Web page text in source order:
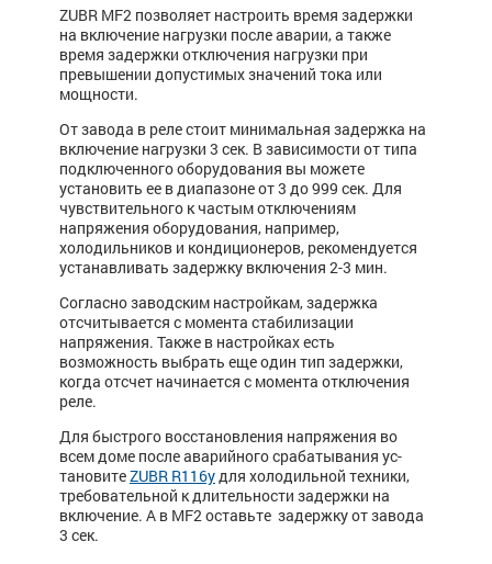
ZUBR MF2 позволяет настроить время задержки
на включение нагрузки после аварии, а также
время задержки отключения нагрузки при
превышении допустимых значений тока или
мощности.
От завода в реле стоит минимальная задержка на
включение нагрузки 3 сек. В зависимости от типа
подключенного оборудования вы можете
установить ее в диапазоне от 3 до 999 сек. Для
чувствительного к частым отключениям
напряжения оборудования, например,
холодильников и кондиционеров, рекомендуется
устанавливать задержку включения 2-3 мин.
Согласно заводским настройкам, задержка
отсчитывается с момента стабилизации
напряжения. Также в настройках есть
возможность выбрать еще один тип задержки,
когда отсчет начинается с момента отключения
реле.
Для быстрого восстановления напряжения во
всем до­ме пос­ле ава­рийного срабаты­ва­ния ус­­
тановитеZUBR R116yдля холо­дильной тех­ни­ки,
тре­бо­­вательной к длительности за­держки на
включение. А в MF2 оставьте задержку от завода
3 сек.